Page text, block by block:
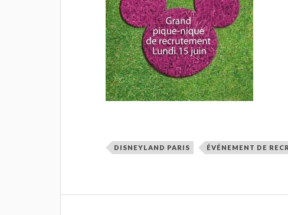
DISNEYLAND PARIS ÉVÉNEMENT DE